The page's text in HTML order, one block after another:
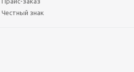
Честный знак